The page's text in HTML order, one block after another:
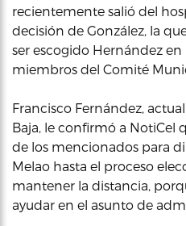
recientemente salió del
decisión de González, la
ser escogido Hernández
miembros del Comité
Francisco Fernández,
Baja, le confirmó a NotiCel
de los mencionados para
Melao hasta el proceso
mantener la distancia,
ayudar en el asunto de